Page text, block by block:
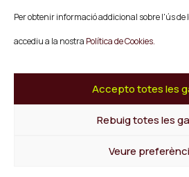
Per obtenir informació addicional sobre l'ús de
accediu a la nostra Política de Cookies.
Accepto totes les
Rebuig totes les
Veure
© Mescladís 2026
Avís legal
Termes i Condicions de
Canal de Denúncies